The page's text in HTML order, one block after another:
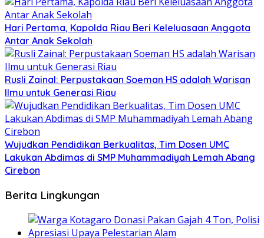
Hari Pertama, Kapolda Riau Beri Keleluasaan Anggota
Antar Anak Sekolah
Rusli Zainal: Perpustakaan Soeman HS adalah Warisan
Ilmu untuk Generasi Riau
Wujudkan Pendidikan Berkualitas, Tim Dosen UMC
Lakukan Abdimas di SMP Muhammadiyah Lemah Abang
Cirebon
Berita Lingkungan